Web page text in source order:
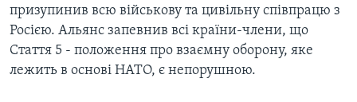
призупинив всю військову та цивільну співпрацю з
Росією. Альянс запевнив всі країни-члени, що
Стаття 5 - положення про взаємну оборону, яке
лежить в основі НАТО, є непорушною.